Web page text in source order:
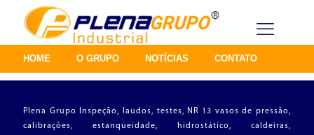
HOME O GRUPO NOTÍCIAS CONTATO
Plena Grupo Inspeção, laudos, testes, NR 13 vasos de pressão,
calibrações, estanqueidade, hidrostático, caldeiras,